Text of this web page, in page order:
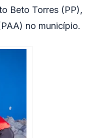
Beto Torres (PP),
no município.